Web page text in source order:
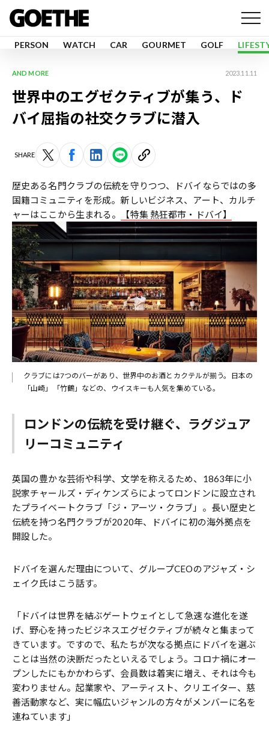
PERSON WATCH CAR GOURMET GOLF
AND MORE 2023.11.11
世界中のエグゼクティブが集う、ド
バイ屈指の社交クラブに潜入
SHARE
歴史ある名門クラブの伝統を守りつつ、ドバイならではの多
国籍コミュニティを形成。新しいビジネス、アート、カルチ
ャーはここから生まれる。
【特集 熱狂都市・ドバイ】
クラブには7つのバーがあり、世界中のお酒とカクテルが揃う。日本の
「山崎」「竹鶴」などの、ウイスキーも人気を集めている。
ロンドンの伝統を受け継ぐ、ラグジュア
リーコミュニティ
英国の豊かな芸術や科学、文学を称えるため、1863年に小
説家チャールズ・ディケンズらによってロンドンに設立され
たプライベートクラブ「ジ・アーツ・クラブ」。長い歴史と
伝統を持つ名門クラブが2020年、ドバイに初の海外拠点を
開設した。
ドバイを選んだ理由について、グループCEOのアジャズ・シ
ェイク氏はこう話す。
「ドバイは世界を結ぶゲートウェイとして急速な進化を遂
げ、野心を持ったビジネスエグゼクティブが続々と集まって
きています。ですので、私たちが次なる拠点にドバイを選ぶ
ことは当然の決断だったといえるでしょう。コロナ禍にオー
プンしたにもかかわらず、会員数は着実に増え、それは今も
変わりません。起業家や、アーティスト、クリエイター、慈
善活動家など、実に幅広いジャンルの方々がメンバーに名を
連ねています」